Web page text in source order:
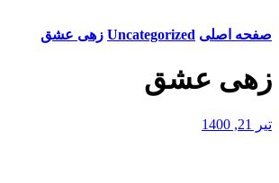
صفحه اصلی Uncategorized زهی عشق
زهی عشق
تیر 21, 1400